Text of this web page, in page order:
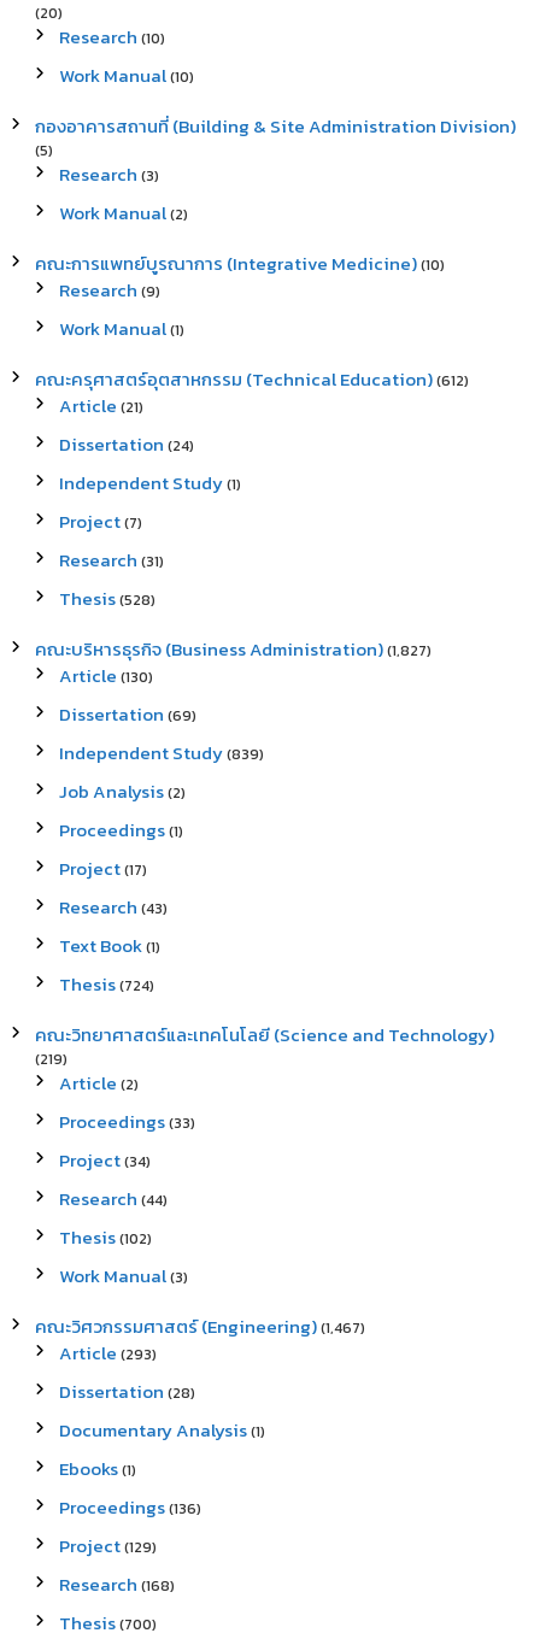
(20)
Research (10)
Work Manual(10)
กองอาคารสถานที่ (Building & Site Administration Division)
(5)
Research (3)
Work Manual(2)
คณะการแพทย์บูรณาการ (Integrative Medicine)(10)
Research (9)
Work Manual(1)
คณะครุศาสตร์อุตสาหกรรม (Technical Education)(612)
Article (21)
Dissertation (24)
Independent Study(1)
Project(7)
Research (31)
Thesis(528)
คณะบริหารธุรกิจ (Business Administration)(1,827)
Article (130)
Dissertation (69)
Independent Study(839)
Job Analysis(2)
Proceedings(1)
Project(17)
Research (43)
Text Book(1)
Thesis(724)
คณะวิทยาศาสตร์และเทคโนโลยี (Science and Technology)
(219)
Article (2)
Proceedings(33)
Project(34)
Research (44)
Thesis(102)
Work Manual(3)
คณะวิศวกรรมศาสตร์ (Engineering)(1,467)
Article (293)
Dissertation (28)
Documentary Analysis(1)
Ebooks(1)
Proceedings(136)
Project(129)
Research (168)
Thesis(700)